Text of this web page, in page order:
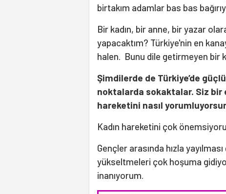
birtakım adamlar bas bas
Bir kadın, bir anne, bir yazar
yapacaktım? Türkiye'nin en
halen. Bunu dile getirmeyen bir
Şimdilerde de Türkiye’de
noktalarda sokaktalar. Siz bir
hareketini nasıl
Kadın hareketini çok
Gençler arasında hızla
yükseltmeleri çok hoşuma
inanıyorum.